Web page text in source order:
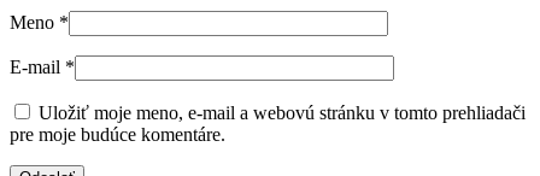
Meno *
E-mail *
Uložiť moje meno, e-mail a webovú stránku v tomto prehliadači
pre moje budúce komentáre.